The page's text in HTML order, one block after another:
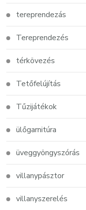
tereprendezás
Tereprendezés
térkövezés
Tetőfelújítás
Tűzijátékok
ülőgarnitúra
üveggyöngyszórás
villanypásztor
villanyszerelés